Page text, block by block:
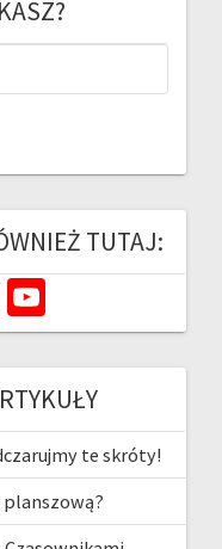
TUTAJ:
Pi
nt
er
es
t
u
T
u
b
e
te skróty!
planszową?